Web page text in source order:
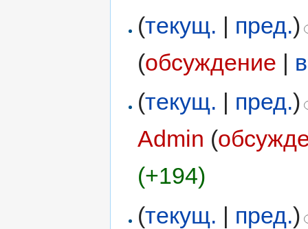
(текущ. | пред.)
(обсуждение |
(текущ. | пред.)
Admin (
(+194)
(текущ. | пред.)